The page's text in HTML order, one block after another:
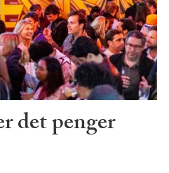
det penger